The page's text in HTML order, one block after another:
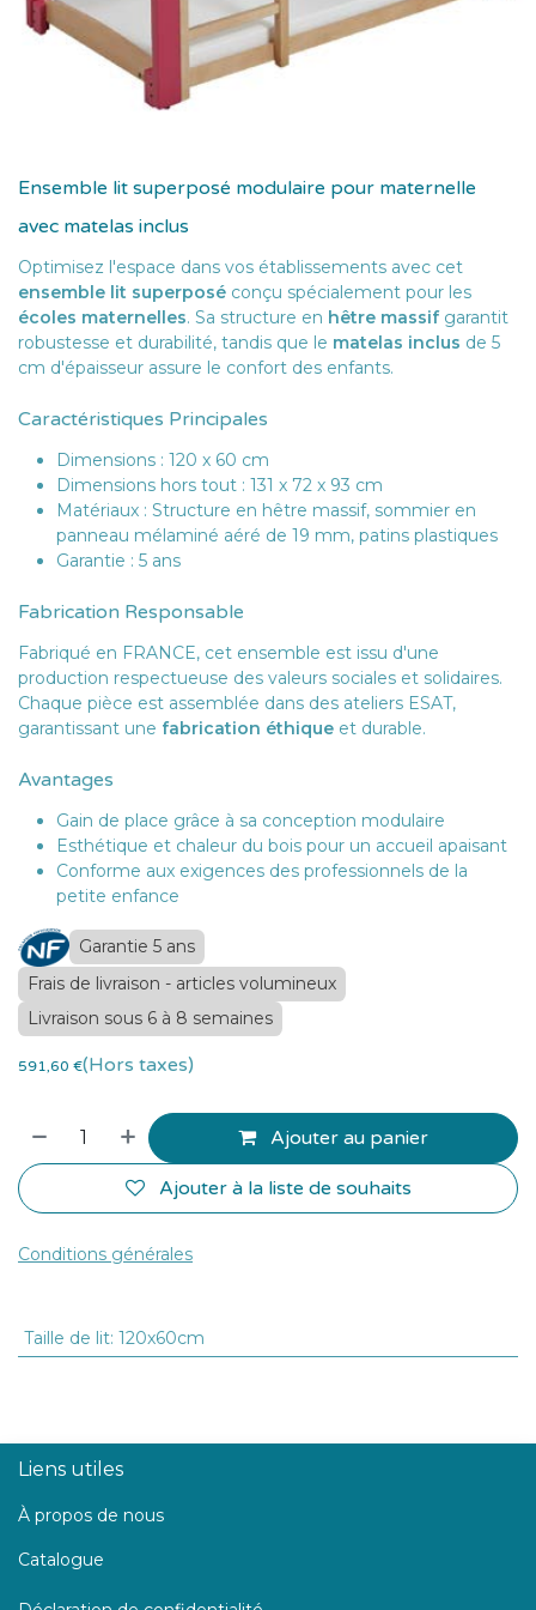
Ensemble lit superposé modulaire pour maternelle
avec matelas inclus
Optimisez l'espace dans vos établissements avec cet
ensemble lit superposé conçu spécialement pour les
écoles maternelles. Sa structure en hêtre massifgarantit
robustesse et durabilité, tandis que le matelas inclus de 5
cm d'épaisseur assure le confort des enfants.
Caractéristiques Principales
Dimensions : 120 x 60 cm
Dimensions hors tout : 131 x 72 x 93 cm
Matériaux : Structure en hêtre massif, sommier en
panneau mélaminé aéré de 19 mm, patins plastiques
Garantie : 5 ans
Fabrication Responsable
Fabriqué en FRANCE, cet ensemble est issu d'une
production respectueuse des valeurs sociales et solidaires.
Chaque pièce est assemblée dans des ateliers ESAT,
garantissant une fabrication éthique et durable.
Avantages
Gain de place grâce à sa conception modulaire
Esthétique et chaleur du bois pour un accueil apaisant
Conforme aux exigences des professionnels de la
petite enfance
Garantie 5 ans
Frais de livraison - articles volumineux
Livraison sous 6 à 8 semaines
591,60 €(Hors taxes)
Ajouter au panier
Ajouter à la liste de souhaits
Conditions générales
Taille de lit: 120x60cm
Liens utiles
À propos de nous
Catalogue